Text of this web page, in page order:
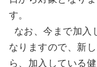
す。
なお、今まで加入
なりますので、新
ら、加入している